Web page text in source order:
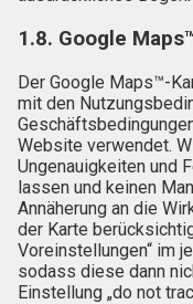
1.8. Google
Der Google Maps™-
mit den
Website verwendet.
Ungenauigkeiten und
lassen und keinen
Annäherung an die
der Karte
Voreinstellungen“ im
sodass diese dann
Einstellung „do not